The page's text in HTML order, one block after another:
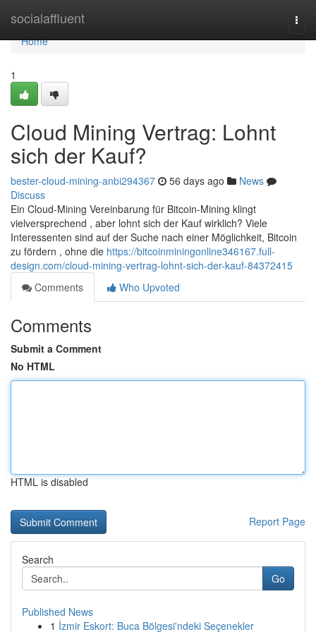
socialaffluent
Home
Home
1
Cloud Mining Vertrag: Lohnt
sich der Kauf?
bester-cloud-mining-anbi294367 56 days ago
News
Discuss
Ein Cloud-Mining Vereinbarung für Bitcoin-Mining klingt
vielversprechend , aber lohnt sich der Kauf wirklich? Viele
Interessenten sind auf der Suche nach einer Möglichkeit, Bitcoin
zu fördern , ohne die https://bitcoinminingonline346167.full-
design.com/cloud-mining-vertrag-lohnt-sich-der-kauf-84372415
Comments
Who Upvoted
Comments
Submit a Comment
No HTML
HTML is disabled
Report Page
Search
Go
Published News
1 İzmir Eskort: Buca Bölgesi'ndeki Seçenekler